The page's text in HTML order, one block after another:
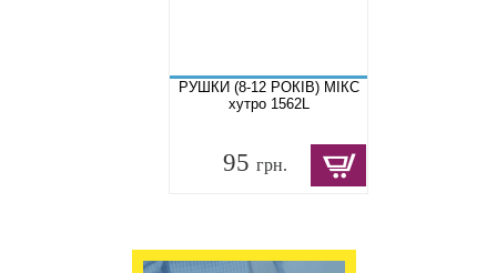
РУШКИ (8-12 РОКІВ) МІКС
хутро 1562L
95грн.